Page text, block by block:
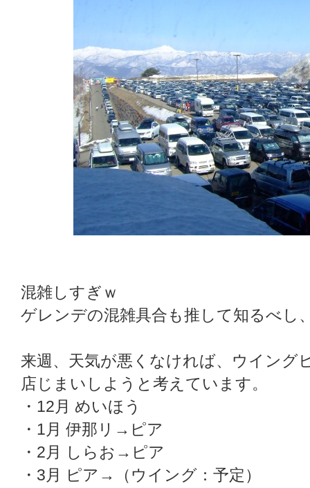
混雑しすぎｗ
ゲレンデの混雑具合も推して知るべし
来週、天気が悪くなければ、ウイング
店じまいしようと考えています。
・12月 めいほう
・1月 伊那リ→ピア
・2月 しらお→ピア
・3月 ピア→（ウイング：予定）